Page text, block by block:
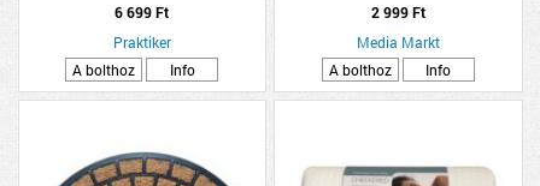
6 699 Ft
Praktiker
A bolthoz
Info
2 999 Ft
Media Markt
A bolthoz
Info